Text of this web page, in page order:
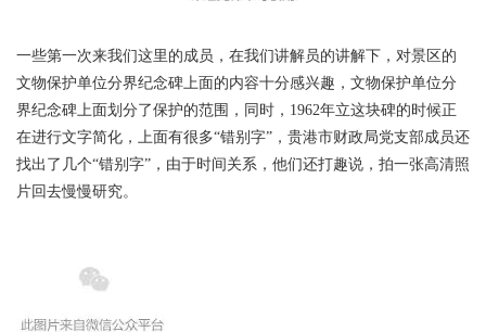
一些第一次来我们这里的成员，在我们讲解员的讲解下，对景区的
文物保护单位分界纪念碑上面的内容十分感兴趣， 文物保护单位分
界纪念碑上面划分了保护的范围，同时，1962年立这块碑的时候正
在进行文字简化，上面有很多“错别字”， 贵港市财政局党支部成员还
找出了几个“错别字”，由于时间关系，他们还打趣说，拍一张高清照
片回去慢慢研究。